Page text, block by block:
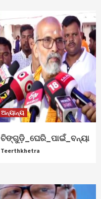
ଅନ୍ୟାନ୍ୟ
ଚିଙ୍ଗୁଡ଼ି_ଘେରି_ପାଇଁ_ବନ୍ୟା
Teerthkhetra